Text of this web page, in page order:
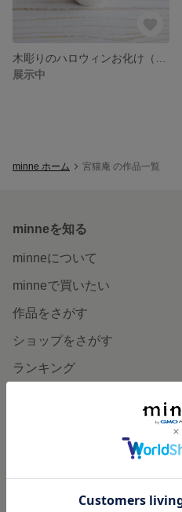
展示中
minne ホーム 宮猫庵 の作品一覧
minneを知る
minneについて
minneで買いたい
作品をさがす
ショップをさがす
ランキング